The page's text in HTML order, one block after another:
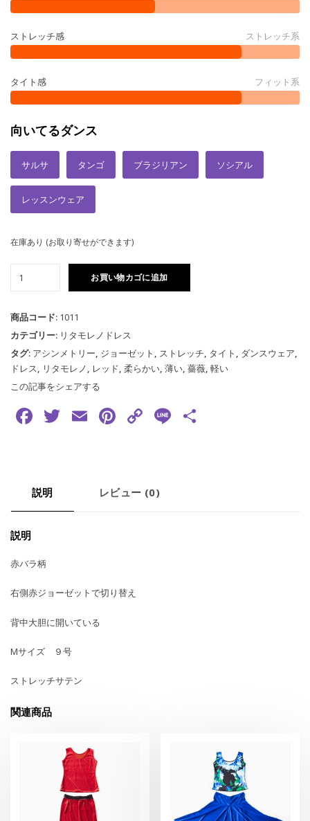
ストレッチ感 ストレッチ系
タイト感 フィット系
向いてるダンス
サルサ タンゴ ブラジリアン ソシアル
レッスンウェア
在庫あり (お取り寄せができます)
右
ジ
ョ
ー
ゼ
ッ
ト
ド
お買い物カゴに追加
商品コード: 1011
カテゴリー: リタモレノドレス
タグ: アシンメトリー, ジョーゼット , ストレッチ, タイト , ダンスウェア,
ドレス, リタモレノ, レッド, 柔らかい, 薄い, 薔薇, 軽い
この記事をシェアする
Facebook
Twitter
EmailPinterest
Copy
Line
説明 レビュー (0)
説明
赤バラ柄
右側赤ジョーゼットで切り替え
背中大胆に開いている
Mサイズ ９号
ストレッチサテン
関連商品